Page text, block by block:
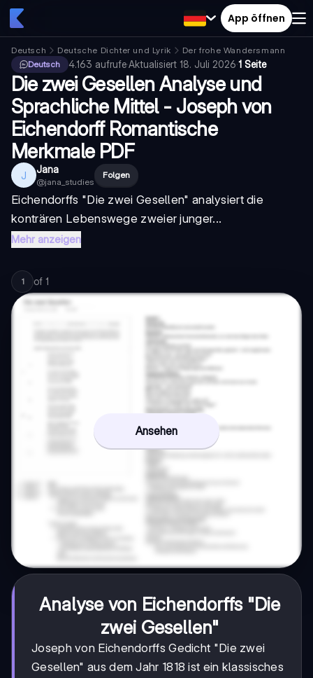
App öffnen
Deutsch Deutsche Dichter und Lyrik
Der frohe Wandersmann
Deutsch
4.163 aufrufe·Aktualisiert 18. Juli 2026·1 Seite
Die zwei Gesellen Analyse und
Sprachliche Mittel - Joseph von
Eichendorff Romantische
Merkmale PDF
J Jana
@jana_studies
Folgen
Eichendorffs "Die zwei Gesellen" analysiert die
konträren Lebenswege zweier junger...
Mehr anzeigen
1 of 1
Ansehen
Analyse von Eichendorffs "Die
zwei Gesellen"
Joseph von Eichendorffs Gedicht "Die zwei
Gesellen" aus dem Jahr 1818 ist ein klassisches